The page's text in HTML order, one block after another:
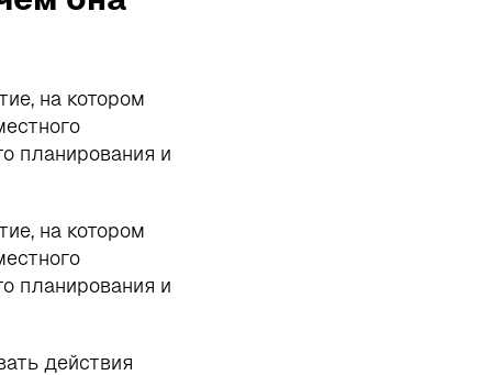
на котором
планирования и
на котором
планирования и
действия